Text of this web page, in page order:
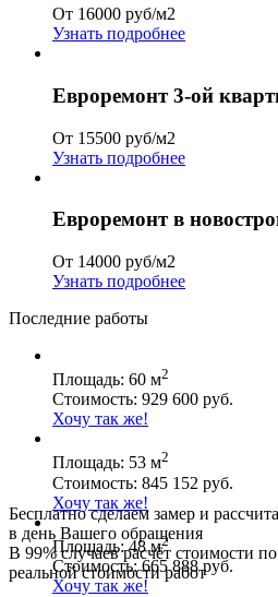
От 16000 руб/м2
Узнать подробнее
Евроремонт 3-ой
От 15500 руб/м2
Узнать подробнее
Евроремонт в
От 14000 руб/м2
Узнать подробнее
Последние работы
Площадь: 60 м2
Стоимость: 929 600 руб.
Хочу так же!
Площадь: 53 м2
Стоимость: 845 152 руб.
Хочу так же!
Площадь: 48 м2
Стоимость: 665 888 руб.
Хочу так же!
Бесплатно сделаем замер и
в день Вашего обращения
В 99% случаев расчёт стоимости по
реальной стоимости работ